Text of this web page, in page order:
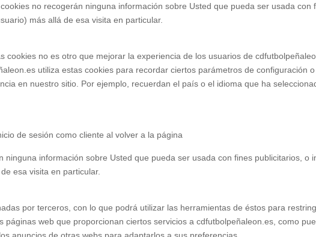
no recogerán ninguna información sobre Usted que pueda ser usada
más allá de esa visita en particular.
cookies no es otro que mejorar la experiencia de los usuarios de
utiliza estas cookies para recordar ciertos parámetros de configuración
en nuestro sitio. Por ejemplo, recuerdan el país o el idioma que ha
de sesión como cliente al volver a la página
ninguna información sobre Usted que pueda ser usada con fines publicitarios,
esa visita en particular.
por terceros, con lo que podrá utilizar las herramientas de éstos para
páginas web que proporcionan ciertos servicios a cdfutbolpeñaleon.es, como
anuncios de otras webs para adaptarlos a sus preferencias.